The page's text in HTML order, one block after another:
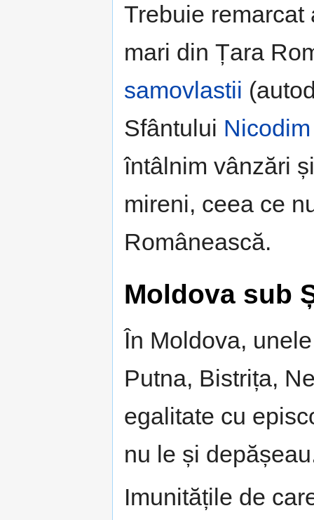
Trebuie remarcat
mari din Țara
samovlastii
Sfântului
întâlnim vânzări
mireni, ceea ce
Românească.
Moldova sub
În Moldova,
Putna, Bistrița,
egalitate cu
nu le și
Imunitățile de